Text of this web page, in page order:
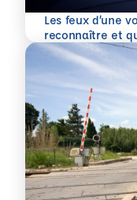
Les feux d’une
reconnaître et
En savoir plus